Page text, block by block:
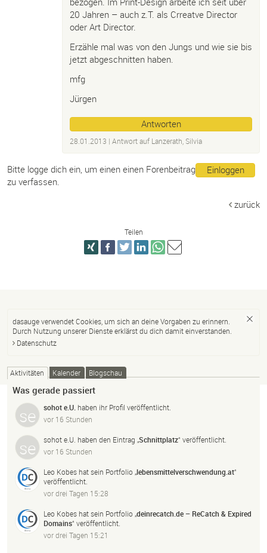
20 Jahren – auch z.T. als Crreatve Director
oder Art Director.
Erzähle mal was von den Jungs und wie sie bis
jetzt abgeschnitten haben.
mfg
Jürgen
Antworten
28.01.2013 | Antwort auf Lanzerath, Silvia
Einloggen
Bitte logge dich ein, um einen einen Forenbeitrag
zu verfassen.
zurück
Teilen
dasauge verwendet Cookies, um sich an deine Vorgaben zu erinnern.
Durch Nutzung unserer Dienste erklärst du dich damit einverstanden.
Datenschutz
Aktivitäten Kalender Blogschau
Was gerade passiert
sohot e.U. haben ihr Profil veröffentlicht.
vor 16 Stunden
sohot e.U. haben den Eintrag „Schnittplatz“ veröffentlicht.
vor 16 Stunden
Leo Kobes hat sein Portfolio „lebensmittelverschwendung. at“
veröffentlicht.
vor drei Tagen 15:28
Leo Kobes hat sein Portfolio „deinrecatch. de – ReCatch & Expired
Domains“ veröffentlicht.
vor drei Tagen 15:21